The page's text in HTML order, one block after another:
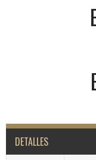
DETALLES